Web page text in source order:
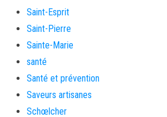
Saint-Esprit
Saint-Pierre
Sainte-Marie
santé
Santé et prévention
Saveurs artisanes
Schœlcher